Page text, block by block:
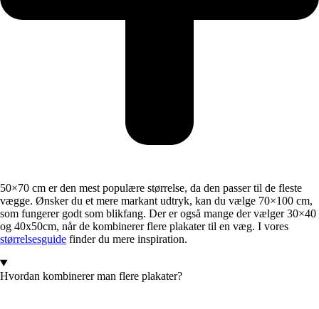
50×70 cm er den mest populære størrelse, da den passer til de fleste
vægge. Ønsker du et mere markant udtryk, kan du vælge 70×100 cm,
som fungerer godt som blikfang. Der er også mange der vælger 30×40
og 40x50cm, når de kombinerer flere plakater til en væg. I vores
størrelsesguide finder du mere inspiration.
Hvordan kombinerer man flere plakater?